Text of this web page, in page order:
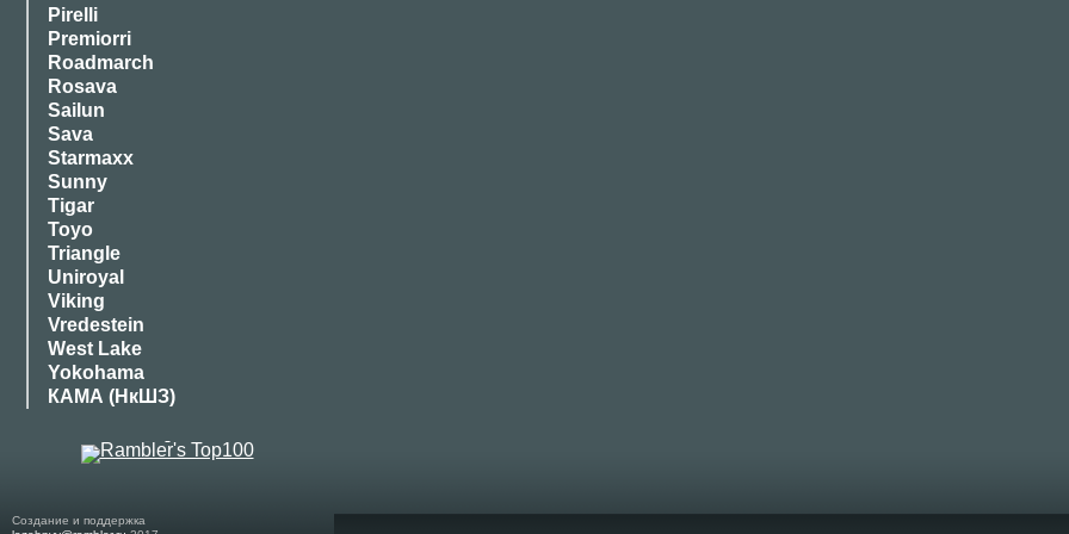
Pirelli
Premiorri
Roadmarch
Rosava
Sailun
Sava
Starmaxx
Sunny
Tigar
Toyo
Triangle
Uniroyal
Viking
Vredestein
West Lake
Yokohama
КАМА (НкШЗ)
Создание и поддержка